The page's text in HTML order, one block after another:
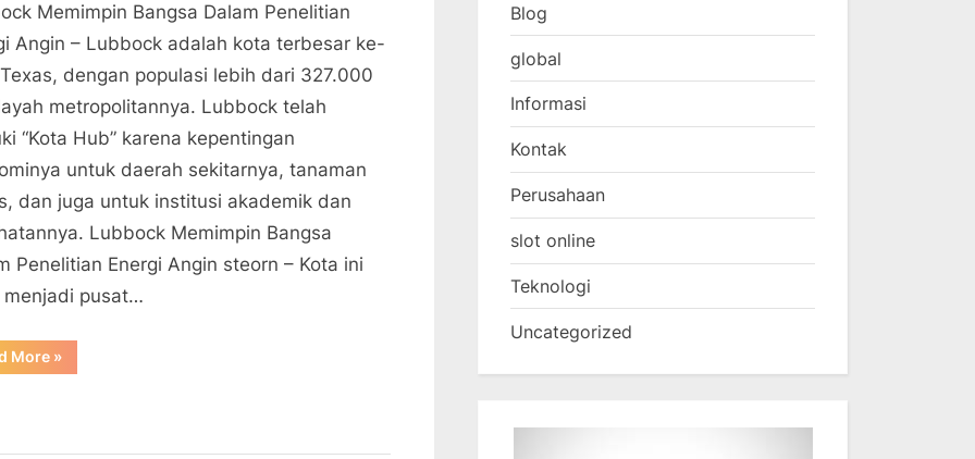
Memimpin Bangsa Dalam Penelitian
Angin – Lubbock adalah kota terbesar ke-
dengan populasi lebih dari 327.000
metropolitannya. Lubbock telah
“Kota Hub” karena kepentingan
untuk daerah sekitarnya, tanaman
dan juga untuk institusi akademik dan
Lubbock Memimpin Bangsa
Penelitian Energi Angin steorn – Kota ini
menjadi pusat…
More“Lubbock
Memimpin
»
Blog
global
Informasi
Kontak
Perusahaan
slot online
Teknologi
Uncategorized